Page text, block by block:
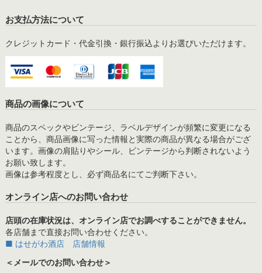
お支払方法について
クレジットカード・代金引換・銀行振込よりお選びいただけます。
商品の画像について
商品のスペックやビンテージ、ラベルデザインが頻繁に変更になる
ことから、商品画像に写った情報と実際の商品が異なる場合がござ
います。画像の肩貼りやシール、ビンテージから判断されないよう
お願い致します。
画像は参考程度とし、必ず商品名にてご判断下さい。
オンライン店へのお問い合わせ
店頭の在庫状況は、オンライン店でお調べすることができません。
各店舗まで直接お問い合わせください。
■ はせがわ酒店 店舗情報
＜メールでのお問い合わせ＞